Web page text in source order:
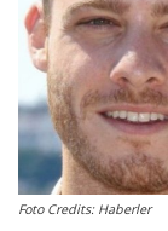
Login
Register
English
Foto Credits: Haberler